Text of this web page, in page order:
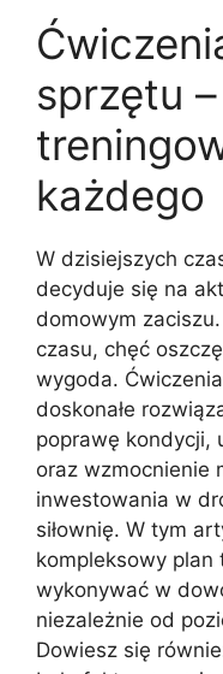
sprzętu
każdego
W dzisiejszych
decyduje się na
domowym
czasu, chęć
wygoda.
doskonałe
poprawę kondycji,
oraz wzmocnienie
inwestowania w
siłownię. W tym
kompleksowy plan
wykonywać w
niezależnie od
Dowiesz się